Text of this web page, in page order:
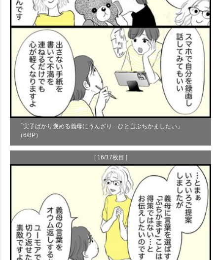
「実子ばかり褒める義母にうんざり…ひと言ぶちかましたい」
（6/8P）
[ 16/17枚目 ]